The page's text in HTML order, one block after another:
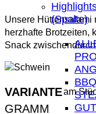
(Spalte)
Unsere Hüttensalami
herzhafte Brotzeiten,
Snack
VARIANTEam